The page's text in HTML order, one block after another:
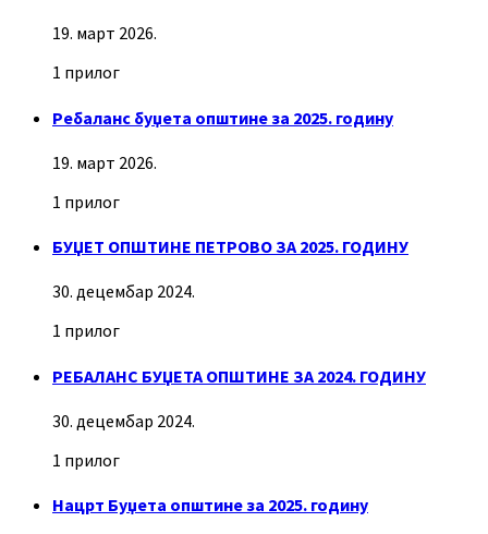
19. март 2026.
1 прилог
Ребаланс буџета општине за 2025. годину
19. март 2026.
1 прилог
БУЏЕТ ОПШТИНЕ ПЕТРОВО ЗА 2025. ГОДИНУ
30. децембар 2024.
1 прилог
РЕБАЛАНС БУЏЕТА ОПШТИНЕ ЗА 2024. ГОДИНУ
30. децембар 2024.
1 прилог
Нацрт Буџета општине за 2025. годину